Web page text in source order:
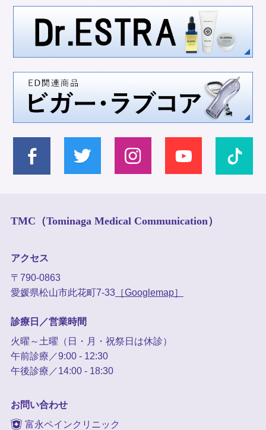
TMC（Tominaga Medical Communication）
アクセス
〒790-0863
愛媛県松山市此花町7-33［Googlemap］
診療日／営業時間
火曜～土曜（日・月・祝祭日は休診）
午前診療／9:00 - 12:30
午後診療／14:00 - 18:30
お問い合わせ
富永ペインクリニック